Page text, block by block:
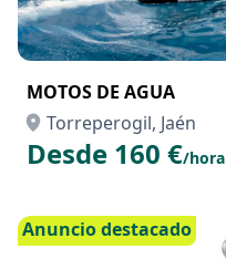
MOTOS DE AGUA
Torreperogil, Jaén
Desde 160 €/hora
Anuncio destacado